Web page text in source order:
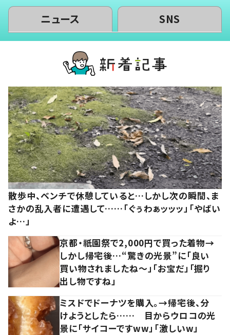
ニュース SNS
散歩中、ベンチで休憩していると…しかし次の瞬間、ま
さかの乱入者に遭遇して……「ぐぅわぁッッッ」「やばい
よ…」
京都・祇園祭で2,000円で買った着物→
しかし帰宅後…“驚きの光景”に「良い
買い物されましたね～」「お宝だ」「掘り
出し物ですね」
ミスドでドーナツを購入。→帰宅後、分
けようとしたら…… 目からウロコの光
景に「サイコーですww」「激しいw」